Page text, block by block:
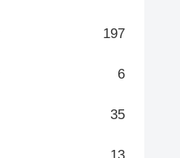
197
6
35
13